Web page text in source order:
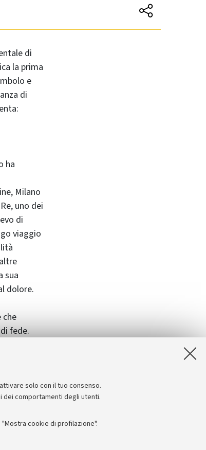
solo con il tuo consenso.
dei comportamenti degli utenti.
cookie di profilazione".
di
la prima
e
di
ha
Milano
uno dei
di
viaggio
sua
dolore.
che
fede.